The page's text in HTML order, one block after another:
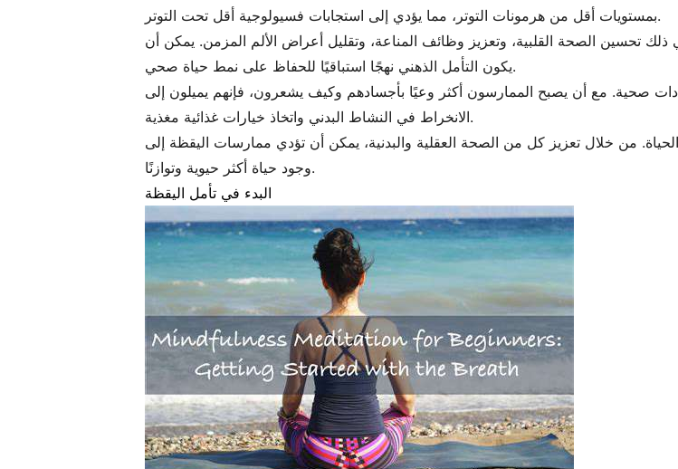
بمستويات أقل من هرمونات التوتر، مما يؤدي إلى استجابات فسيولوجية أقل تحت التوتر.
ذلك تحسين الصحة القلبية، وتعزيز وظائف المناعة، وتقليل أعراض الألم المزمن. يمكن أن
يكون التأمل الذهني نهجًا استباقيًا للحفاظ على نمط حياة صحي.
صحية. مع أن يصبح الممارسون أكثر وعيًا بأجسادهم وكيف يشعرون، فإنهم يميلون إلى
الانخراط في النشاط البدني واتخاذ خيارات غذائية مغذية.
من خلال تعزيز كل من الصحة العقلية والبدنية، يمكن أن تؤدي ممارسات اليقظة إلى
وجود حياة أكثر حيوية وتوازنًا.
البدء في تأمل اليقظة